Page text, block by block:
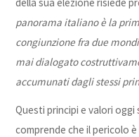
panorama italiano è la
congiunzione fra due
mai dialogato
accumunati dagli stessi
Questi principi e valori
comprende che il pericolo